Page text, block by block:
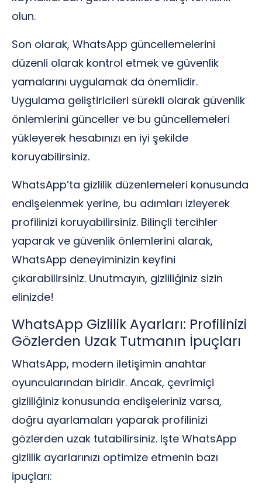
olun.
Son olarak, WhatsApp güncellemelerini
düzenli olarak kontrol etmek ve güvenlik
yamalarını uygulamak da önemlidir.
Uygulama geliştiricileri sürekli olarak güvenlik
önlemlerini günceller ve bu güncellemeleri
yükleyerek hesabınızı en iyi şekilde
koruyabilirsiniz.
WhatsApp’ta gizlilik düzenlemeleri konusunda
endişelenmek yerine, bu adımları izleyerek
profilinizi koruyabilirsiniz. Bilinçli tercihler
yaparak ve güvenlik önlemlerini alarak,
WhatsApp deneyiminizin keyfini
çıkarabilirsiniz. Unutmayın, gizliliğiniz sizin
elinizde!
WhatsApp Gizlilik Ayarları: Profilinizi
Gözlerden Uzak Tutmanın İpuçları
WhatsApp, modern iletişimin anahtar
oyuncularından biridir. Ancak, çevrimiçi
gizliliğiniz konusunda endişeleriniz varsa,
doğru ayarlamaları yaparak profilinizi
gözlerden uzak tutabilirsiniz. İşte WhatsApp
gizlilik ayarlarınızı optimize etmenin bazı
ipuçları: